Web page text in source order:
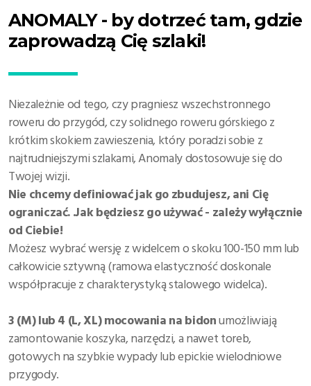
ANOMALY - by dotrzeć tam, gdzie
zaprowadzą Cię szlaki!
Niezależnie od tego, czy pragniesz wszechstronnego
roweru do przygód, czy solidnego roweru górskiego z
krótkim skokiem zawieszenia, który poradzi sobie z
najtrudniejszymi szlakami, Anomaly dostosowuje się do
Twojej wizji.
Nie chcemy definiować jak go zbudujesz, ani Cię
ograniczać..Jak będziesz go używać - zależy wyłącznie
od Ciebie!
Możesz wybrać wersję z widelcem o skoku 100-150 mm lub
całkowicie sztywną (ramowa elastyczność doskonale
współpracuje z charakterystyką stalowego widelca).
3 (M) lub 4 (L, XL) mocowania na bidonumożliwiają
zamontowanie koszyka, narzędzi, a nawet toreb,
gotowych na szybkie wypady lub epickie wielodniowe
przygody.
RUNE V3.2
SPITFIRE V3.2
PHANTOM V3.2
PRIME V3.2
PARADOX V3
ENIGMA
ANOMALY
Zapytanie o dostępność
Formularz zamówienia